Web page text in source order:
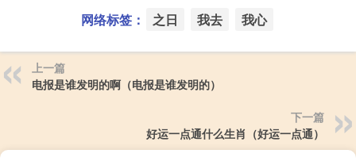
网络标签： 之日 我去 我心
上一篇
电报是谁发明的啊（电报是谁发明的）
下一篇
好运一点通什么生肖（好运一点通）